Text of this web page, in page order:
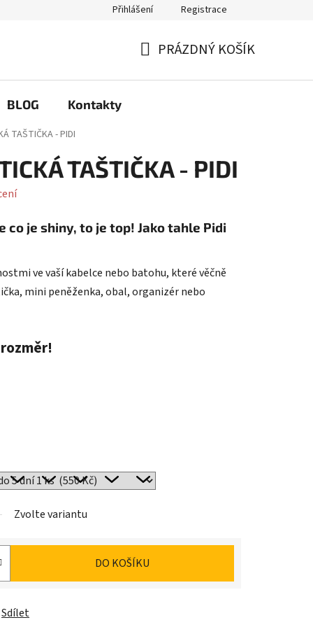
Možnosti výměny a reklamace
Přihlášení Registrace
PRÁZDNÝ KOŠÍK
BLOG Kontakty
TAŠTIČKA - PIDI
TAŠTIČKA - PIDI
co je shiny, to je top! Jako tahle Pidi
ve vaší kabelce nebo batohu, které věčně
mini peněženka, obal, organizér nebo
Zvolte variantu
DO KOŠÍKU
Sdílet